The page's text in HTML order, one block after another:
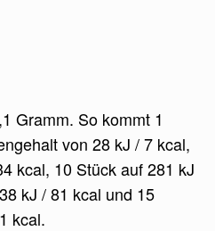
Gramm. So kommt 1
von 28 kJ / 7 kcal,
kcal, 10 Stück auf 281 kJ
kJ / 81 kcal und 15
kcal.